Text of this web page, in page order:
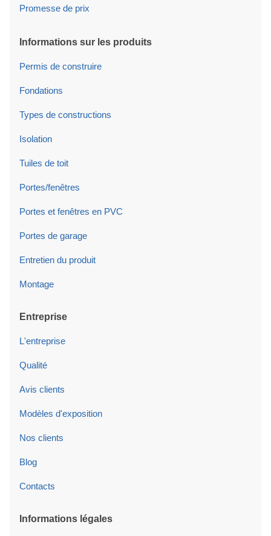
Promesse de prix
Informations sur les produits
Permis de construire
Fondations
Types de constructions
Isolation
Tuiles de toit
Portes/fenêtres
Portes et fenêtres en PVC
Portes de garage
Entretien du produit
Montage
Entreprise
L'entreprise
Qualité
Avis clients
Modèles d'exposition
Nos clients
Blog
Contacts
Informations légales